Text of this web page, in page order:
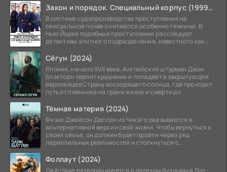
Закон и порядок. Специальный корпус (1999-2026)
В системе судопроизводства преступления на
сексуальной почве считаются особенно тяжкими. В
Нью-Йорке подобные преступления расследуют
детективы элитного подразделения, известного как
Сёгун (2024)
Япония, начало XVII века. Английский штурман Джон
Блэкторн терпит крушение и попадает в закрытую для
европейцев Страну восходящего солнца, где проходит
путь от пленника на грани жизни и смерти до
Тёмная материя (2024)
Физик Джейсон Дессен из Чикаго оказывается в
альтернативной версии свой жизни. Чтобы вернуться к
своей семье, он должен будет пройти через ряд
параллельных реальностей и столкнуться с
Фоллаут (2024)